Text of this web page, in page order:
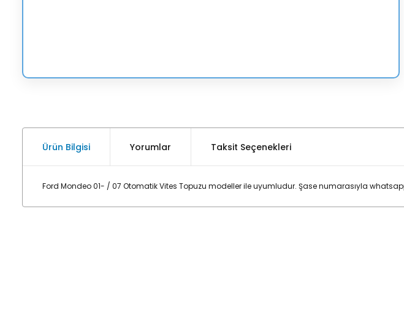
Ürün Bilgisi Yorumlar Taksit Seçenekleri
Ford Mondeo 01- / 07 Otomatik Vites Topuzu modeller ile uyumludur. Şase numarasıyla